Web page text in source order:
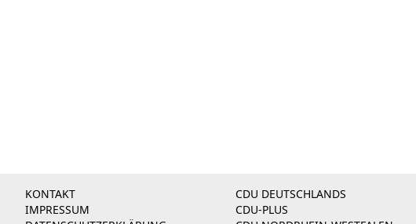
KONTAKT
IMPRESSUM
CDU DEUTSCHLANDS
CDU-PLUS